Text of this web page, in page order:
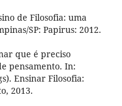
de Filosofia: uma
SP: Papirus: 2012.
que é preciso
pensamento. In:
Ensinar Filosofia:
2013.